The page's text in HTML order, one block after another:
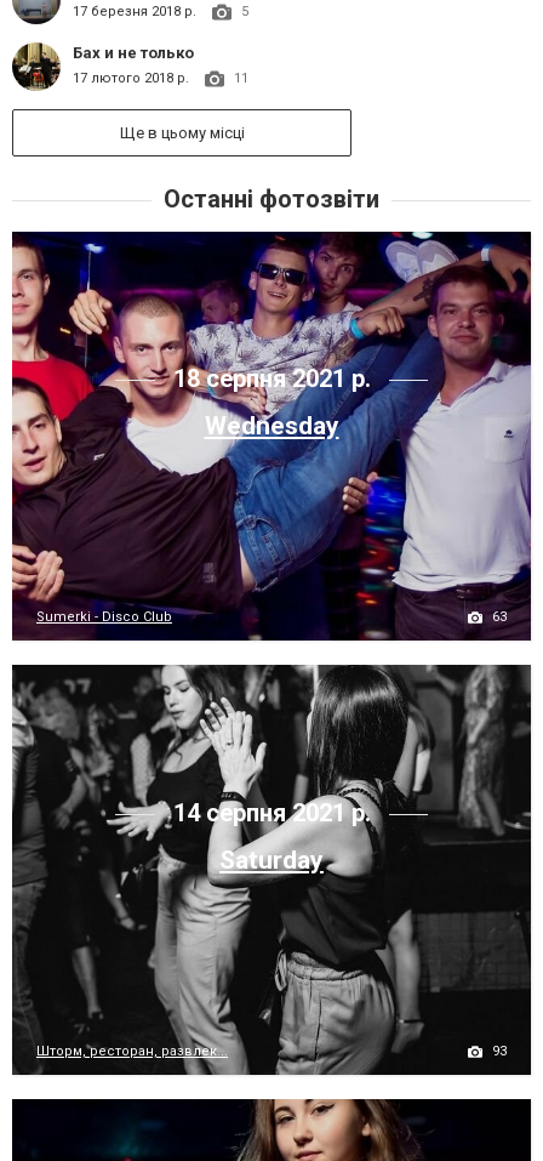
17 березня 2018 р. 5
Бах и не только
17 лютого 2018 р. 11
Ще в цьому місці
Останні фотозвіти
18 серпня 2021 р.
Wednesday
Sumerki - Disco Club 63
14 серпня 2021 р.
Saturday
Шторм, ресторан, развлек... 93